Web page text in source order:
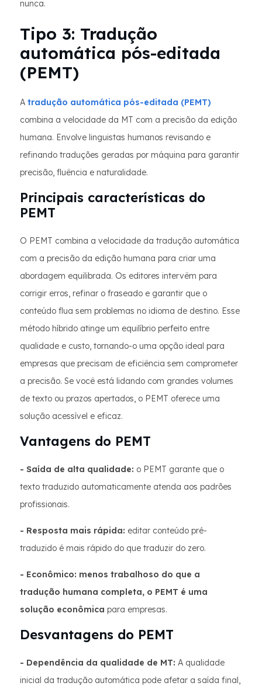
nunca.
Tipo 3: Tradução
automática pós-editada
(PEMT)
A tradução automática pós-editada (PEMT)
combina a velocidade da MT com a precisão da edição
humana. Envolve linguistas humanos revisando e
refinando traduções geradas por máquina para garantir
precisão, fluência e naturalidade.
Principais características do
PEMT
O PEMT combina a velocidade da tradução automática
com a precisão da edição humana para criar uma
abordagem equilibrada. Os editores intervêm para
corrigir erros, refinar o fraseado e garantir que o
conteúdo flua sem problemas no idioma de destino. Esse
método híbrido atinge um equilíbrio perfeito entre
qualidade e custo, tornando-o uma opção ideal para
empresas que precisam de eficiência sem comprometer
a precisão. Se você está lidando com grandes volumes
de texto ou prazos apertados, o PEMT oferece uma
solução acessível e eficaz.
Vantagens do PEMT
- Saída de alta qualidade: o PEMT garante que o
texto traduzido automaticamente atenda aos padrões
profissionais.
- Resposta mais rápida: editar conteúdo pré-
traduzido é mais rápido do que traduzir do zero.
- Econômico: menos trabalhoso do que a
tradução humana completa, o PEMT é uma
solução econômica para empresas.
Desvantagens do PEMT
- Dependência da qualidade de MT: A qualidade
inicial da tradução automática pode afetar a saída final,